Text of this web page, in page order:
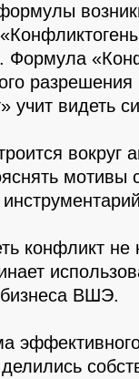
Формула
видеть
мотивы
конфликт не
ВШЭ.